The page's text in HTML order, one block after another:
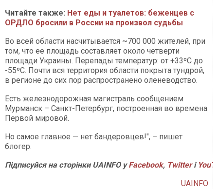
Читайте также: Нет еды и туалетов: беженцев с
ОРДЛО бросили в России на произвол судьбы
Во всей области насчитывается ~700 000 жителей, при
том, что ее площадь составляет около четверти
площади Украины. Перепады температур: от +33ºС до
-55ºС. Почти вся территория области покрыта тундрой,
в регионе до сих пор распространено оленеводство.
Есть железнодорожная магистраль сообщением
Мурманск – Санкт-Петербург, построенная во времена
Первой мировой.
Но самое главное — нет бандеровцев!", – пишет
блогер.
Підписуйся на сторінки UAINFO уFacebook, Twitterі
UAINFO